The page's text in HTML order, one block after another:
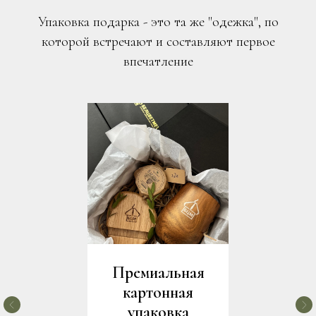
Упаковка подарка - это та же "одежка", по
которой встречают и составляют первое
впечатление
Премиальная
картонная